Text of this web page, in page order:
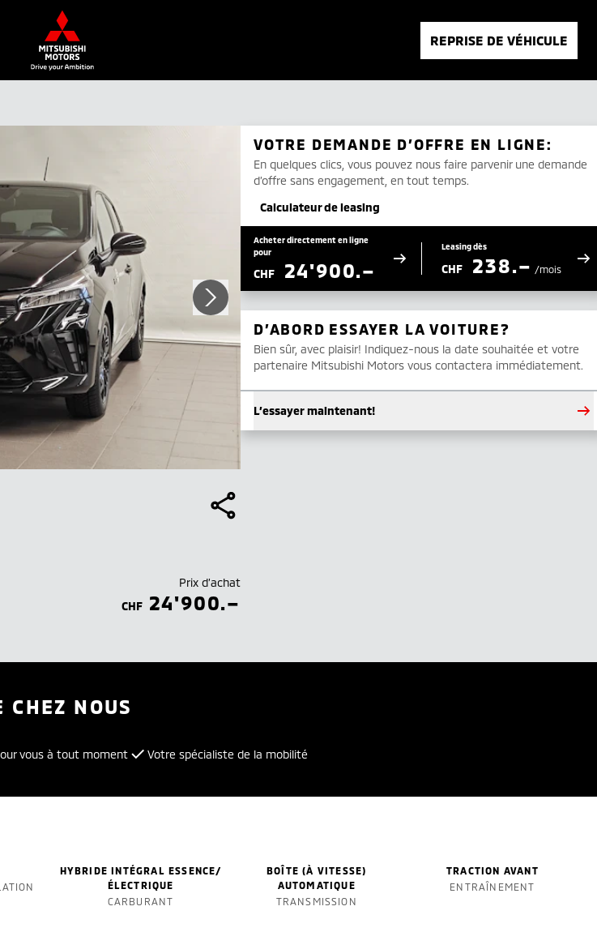
REPRISE DE VÉHICULE
Prix d’achat
CHF 24'900.–
VOTRE DEMANDE D’OFFRE EN LIGNE:
En quelques clics, vous pouvez nous faire parvenir une demande
d’offre sans engagement, en tout temps.
Calculateur de leasing
Acheter directement en ligne
pour
CHF 24'900.–
Leasing dès
CHF 238.– /mois
D’ABORD ESSAYER LA VOITURE?
Bien sûr, avec plaisir! Indiquez-nous la date souhaitée et votre
partenaire Mitsubishi Motors vous contactera immédiatement.
L’essayer maintenant!
CHEZ NOUS
vous à tout moment Votre spécialiste de la mobilité
HYBRIDE INTÉGRAL ESSENCE/
ÉLECTRIQUE
CARBURANT
BOÎTE (À VITESSE)
AUTOMATIQUE
TRANSMISSION
TRACTION AVANT
ENTRAÎNEMENT